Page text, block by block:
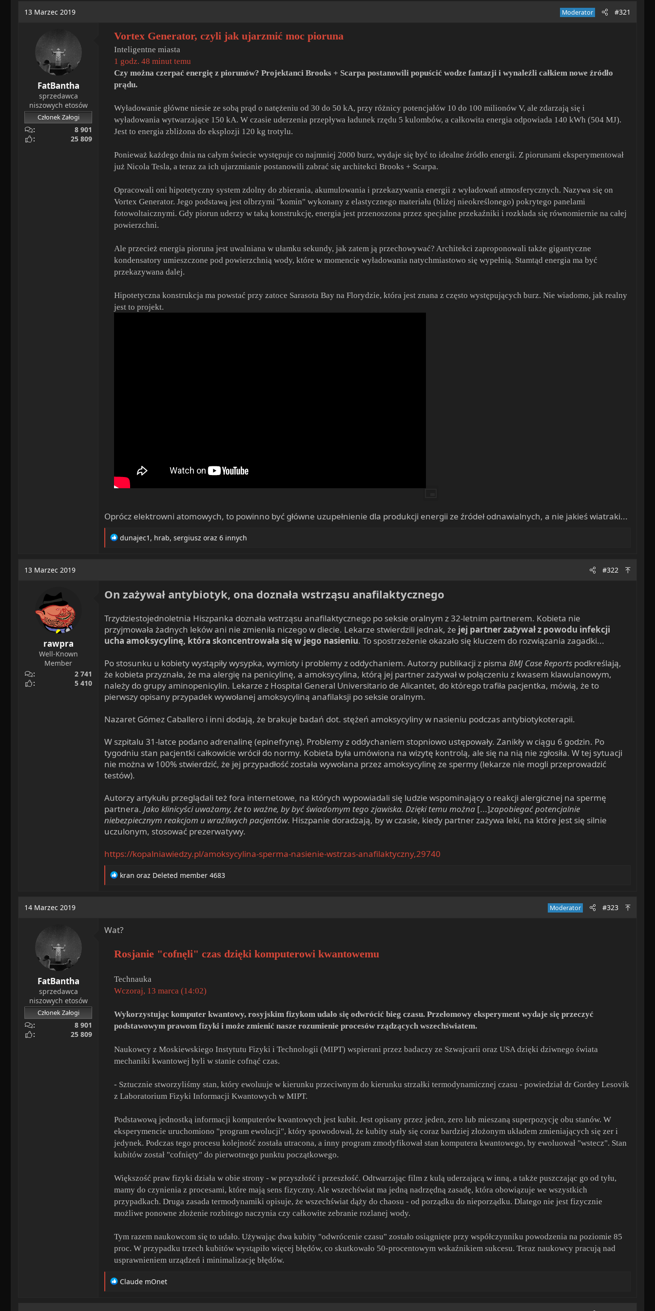
a
d
o
c
13 Marzec 2019 Moderator #321
FatBantha
sprzedawca
niszowych etosów
Członek Załogi
8 901
25 809
Vortex Generator, czyli jak ujarzmić moc pioruna
Inteligentne miasta
1 godz. 48 minut temu
Czy można czerpać energię z piorunów? Projektanci Brooks + Scarpa postanowili popuścić wodze fantazji i wynaleźli całkiem nowe źródło
prądu.
Wyładowanie główne niesie ze sobą prąd o natężeniu od 30 do 50 kA, przy różnicy potencjałów 10 do 100 milionów V, ale zdarzają się i
wyładowania wytwarzające 150 kA. W czasie uderzenia przepływa ładunek rzędu 5 kulombów, a całkowita energia odpowiada 140 kWh (504 MJ).
Jest to energia zbliżona do eksplozji 120 kg trotylu.
Ponieważ każdego dnia na całym świecie występuje co najmniej 2000 burz, wydaje się być to idealne źródło energii. Z piorunami eksperymentował
już Nicola Tesla, a teraz za ich ujarzmianie postanowili zabrać się architekci Brooks + Scarpa.
Opracowali oni hipotetyczny system zdolny do zbierania, akumulowania i przekazywania energii z wyładowań atmosferycznych. Nazywa się on
Vortex Generator. Jego podstawą jest olbrzymi "komin" wykonany z elastycznego materiału (bliżej nieokreślonego) pokrytego panelami
fotowoltaicznymi. Gdy piorun uderzy w taką konstrukcję, energia jest przenoszona przez specjalne przekaźniki i rozkłada się równomiernie na całej
powierzchni.
Ale przecież energia pioruna jest uwalniana w ułamku sekundy, jak zatem ją przechowywać? Architekci zaproponowali także gigantyczne
kondensatory umieszczone pod powierzchnią wody, które w momencie wyładowania natychmiastowo się wypełnią. Stamtąd energia ma być
przekazywana dalej.
Hipotetyczna konstrukcja ma powstać przy zatoce Sarasota Bay na Florydzie, która jest znana z często występujących burz. Nie wiadomo, jak realny
jest to projekt.
Oprócz elektrowni atomowych, to powinno być główne uzupełnienie dla produkcji energii ze źródeł odnawialnych, a nie jakieś wiatraki...
R
:
dunajec1 , hrab, sergiusz oraz 6 innych
13 Marzec 2019 #322
rawpra
Well-Known
Member
2 741
5 410
On zażywał antybiotyk, ona doznała wstrząsu anafilaktycznego
Trzydziestojednoletnia Hiszpanka doznała wstrząsu anafilaktycznego po seksie oralnym z 32-letnim partnerem. Kobieta nie
przyjmowała żadnych leków ani nie zmieniła niczego w diecie. Lekarze stwierdzili jednak, że jej partner zażywał z powodu infekcji
ucha amoksycylinę, która skoncentrowała się w jego nasieniu. To spostrzeżenie okazało się kluczem do rozwiązania zagadki...
Po stosunku u kobiety wystąpiły wysypka, wymioty i problemy z oddychaniem. Autorzy publikacji z pisma BMJ Case Reports podkreślają,
że kobieta przyznała, że ma alergię na penicylinę, a amoksycylina, którą jej partner zażywał w połączeniu z kwasem klawulanowym,
należy do grupy aminopenicylin. Lekarze z Hospital General Universitario de Alicantet, do którego trafiła pacjentka, mówią, że to
pierwszy opisany przypadek wywołanej amoksycyliną anafilaksji po seksie oralnym.
Nazaret Gómez Caballero i inni dodają, że brakuje badań dot. stężeń amoksycyliny w nasieniu podczas antybiotykoterapii.
W szpitalu 31-latce podano adrenalinę (epinefrynę). Problemy z oddychaniem stopniowo ustępowały. Zanikły w ciągu 6 godzin. Po
tygodniu stan pacjentki całkowicie wrócił do normy. Kobieta była umówiona na wizytę kontrolą, ale się na nią nie zgłosiła. W tej sytuacji
nie można w 100% stwierdzić, że jej przypadłość została wywołana przez amoksycylinę ze spermy (lekarze nie mogli przeprowadzić
testów).
Autorzy artykułu przeglądali też fora internetowe, na których wypowiadali się ludzie wspominający o reakcji alergicznej na spermę
partnera. Jako klinicyści uważamy, że to ważne, by być świadomym tego zjawiska. Dzięki temu można [...]zapobiegać potencjalnie
niebezpiecznym reakcjom u wrażliwych pacjentów. Hiszpanie doradzają, by w czasie, kiedy partner zażywa leki, na które jest się silnie
uczulonym, stosować prezerwatywy.
https://kopalniawiedzy.pl/amoksycylina-sperma-nasienie-wstrzas-anafilaktyczny,29740
R
o
s
:
kran oraz Deleted member 4683
14 Marzec 2019 Moderator #323
FatBantha
sprzedawca
niszowych etosów
Członek Załogi
8 901
25 809
Wat?
Rosjanie "cofnęli" czas dzięki komputerowi kwantowemu
Technauka
Wczoraj, 13 marca (14:02)
Wykorzystując komputer kwantowy, rosyjskim fizykom udało się odwrócić bieg czasu. Przełomowy eksperyment wydaje się przeczyć
podstawowym prawom fizyki i może zmienić nasze rozumienie procesów rządzących wszechświatem.
Naukowcy z Moskiewskiego Instytutu Fizyki i Technologii (MIPT) wspierani przez badaczy ze Szwajcarii oraz USA dzięki dziwnego świata
mechaniki kwantowej byli w stanie cofnąć czas.
- Sztucznie stworzyliśmy stan, który ewoluuje w kierunku przeciwnym do kierunku strzałki termodynamicznej czasu - powiedział dr Gordey Lesovik
z Laboratorium Fizyki Informacji Kwantowych w MIPT.
Podstawową jednostką informacji komputerów kwantowych jest kubit. Jest opisany przez jeden, zero lub mieszaną superpozycję obu stanów. W
eksperymencie uruchomiono "program ewolucji", który spowodował, że kubity stały się coraz bardziej złożonym układem zmieniających się zer i
jedynek. Podczas tego procesu kolejność została utracona, a inny program zmodyfikował stan komputera kwantowego, by ewoluował "wstecz". Stan
kubitów został "cofnięty" do pierwotnego punktu początkowego.
Większość praw fizyki działa w obie strony - w przyszłość i przeszłość. Odtwarzając film z kulą uderzającą w inną, a także puszczając go od tyłu,
mamy do czynienia z procesami, które mają sens fizyczny. Ale wszechświat ma jedną nadrzędną zasadę, która obowiązuje we wszystkich
przypadkach. Druga zasada termodynamiki opisuje, że wszechświat dąży do chaosu - od porządku do nieporządku. Dlatego nie jest fizycznie
możliwe ponowne złożenie rozbitego naczynia czy całkowite zebranie rozlanej wody.
Tym razem naukowcom się to udało. Używając dwa kubity "odwrócenie czasu" zostało osiągnięte przy współczynniku powodzenia na poziomie 85
proc. W przypadku trzech kubitów wystąpiło więcej błędów, co skutkowało 50-procentowym wskaźnikiem sukcesu. Teraz naukowcy pracują nad
usprawnieniem urządzeń i minimalizację błędów.
R
Claude mOnet